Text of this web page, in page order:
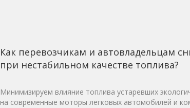
Как перевозчикам и автовладельцам
при нестабильном качестве топлива?
Минимизируем влияние топлива устаревших
на современные моторы легковых автомобилей и